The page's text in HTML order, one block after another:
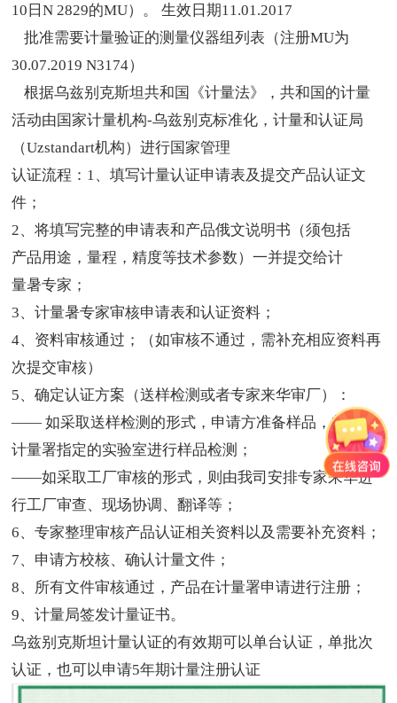
10 日N 2829的MU）。 生效日期11.01.2017
批准需要计量验证的测量仪器组列表（注册MU为
30.07.2019 N3174）
根据乌兹别克斯坦共和国《计量法》，共和国的计量
活动由国家计量机构-乌兹别克标准化，计量和认证局
（Uzstandart机构）进行国家管理
认证流程： 1、填写计量认证申请表及提交产品认证文
件；
2、将填写完整的申请表和产品俄文说明书（须包括
产品用途，量程，精度等技术参数）一并提交给计
量暑专家；
3、计量暑专家审核申请表和认证资料；
4、资料审核通过；（如审核不通过，需补充相应资料再
次提交审核）
5、确定认证方案（送样检测或者专家来华审厂）：
—— 如采取送样检测的形式，申请方准备样品，邮寄至
计量署指定的实验室进行样品检测；
——如采取工厂审核的形式，则由我司安排专家来华进
行工厂审查、现场协调、翻译等；
6、专家整理审核产品认证相关资料以及需要补充资料；
7、申请方校核、确认计量文件；
8、所有文件审核通过，产品在计量署申请进行注册；
9、计量局签发计量证书。
乌兹别克斯坦计量认证的有效期可以单台认证，单批次
认证，也可以申请5年期计量注册认证